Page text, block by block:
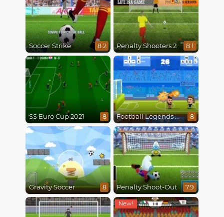
Soccer Strike 8.2 Penalty Shooters 2 8.1
SS Euro Cup 2021 8 Football Legends 2021 8
Gravity Soccer 8 Penalty Shoot-Out 7.9